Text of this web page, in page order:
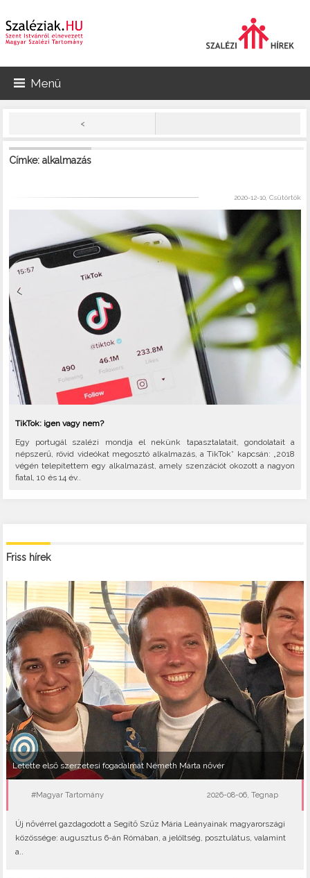
Menü
<
Címke: alkalmazás
2020-12-10, Csütörtök
TikTok: igen vagy nem?
Egy portugál szalézi mondja el nekünk tapasztalatait, gondolatait a
népszerű, rövid videókat megosztó alkalmazás, a TikTok* kapcsán: „2018
végén telepítettem egy alkalmazást, amely szenzációt okozott a nagyon
fiatal, 10 és 14 év..
Friss hírek
Letette első szerzetesi fogadalmát Németh Márta nővér
#Magyar Tartomány 2026-08-06, Tegnap
Új nővérrel gazdagodott a Segítő Szűz Mária Leányainak magyarországi
közössége: augusztus 6-án Rómában, a jelöltség, posztulátus, valamint
a..